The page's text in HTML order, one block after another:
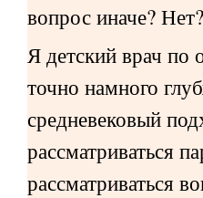
вопрос иначе? Нет?
Я детский врач по
точно намного
средневековый
рассматриваться
рассматриваться